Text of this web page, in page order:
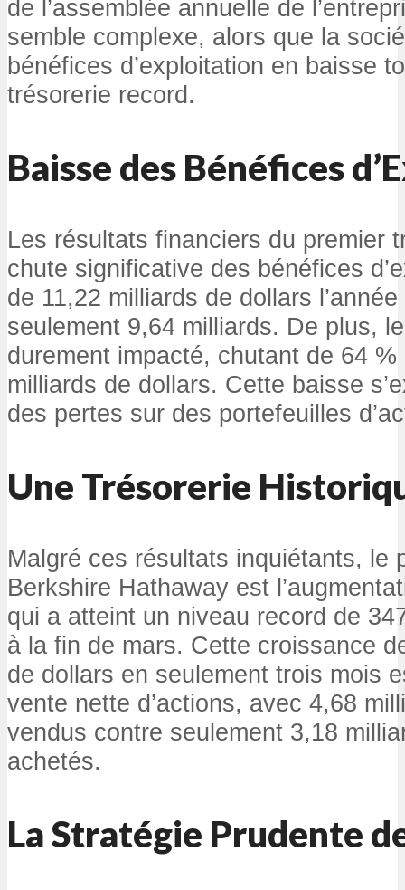
de l’assemblée annuelle de
semble complexe, alors que la
bénéfices d’exploitation en baisse
trésorerie record.
Baisse des Bénéfices
Les résultats financiers du premier
chute significative des bénéfices
de 11,22 milliards de dollars
seulement 9,64 milliards. De plus,
durement impacté, chutant de 64
milliards de dollars. Cette baisse
des pertes sur des portefeuilles
Une Trésorerie
Malgré ces résultats inquiétants, le
Berkshire Hathaway est
qui a atteint un niveau record de
à la fin de mars. Cette croissance
de dollars en seulement trois mois
vente nette d’actions, avec 4,68
vendus contre seulement 3,18
achetés.
La Stratégie Prudente